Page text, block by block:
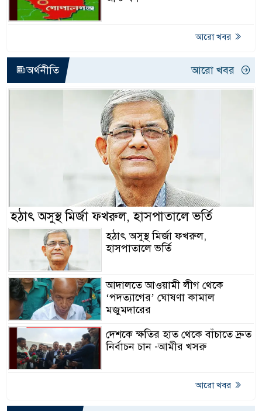
আরো খবর
অর্থনীতি আরো খবর
হঠাৎ অসুস্থ মির্জা ফখরুল, হাসপাতালে ভর্তি
হঠাৎ অসুস্থ মির্জা ফখরুল,
হাসপাতালে ভর্তি
আদালতে আওয়ামী লীগ থেকে
‘পদত্যাগের’ ঘোষণা কামাল
মজুমদারের
দেশকে ক্ষতির হাত থেকে বাঁচাতে দ্রুত
নির্বাচন চান -আমীর খসরু
আরো খবর